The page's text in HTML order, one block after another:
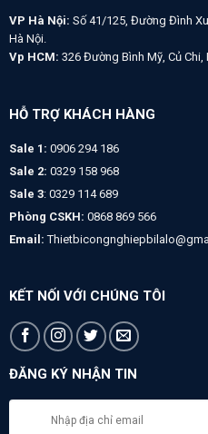
VP Hà Nội: Số 41/125, Đường Đình
Hà Nội.
Vp HCM: 326 Đường Bình Mỹ, Củ Chi,
HỖ TRỢ KHÁCH HÀNG
Sale 1: 0906 294 186
Sale 2: 0329 158 968
Sale 3: 0329 114 689
Phòng CSKH: 0868 869 566
Email:
KẾT NỐI VỚI CHÚNG TÔI
ĐĂNG KÝ NHẬN TIN